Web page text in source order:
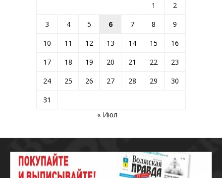
1
2
3
4 5 6 7 8
9
10
11 12 13 14 15
16
17
18 19 20 21 22
23
24
25 26 27 28 29
30
31
« Июл